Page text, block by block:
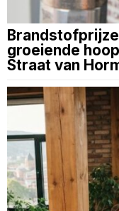
groeiende
Straat van